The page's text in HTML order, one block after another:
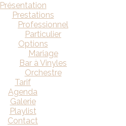
Présentation
Prestations
Professionnel
Particulier
Options
Mariage
Bar à Vinyles
Orchestre
Tarif
Agenda
Galerie
Playlist
Contact